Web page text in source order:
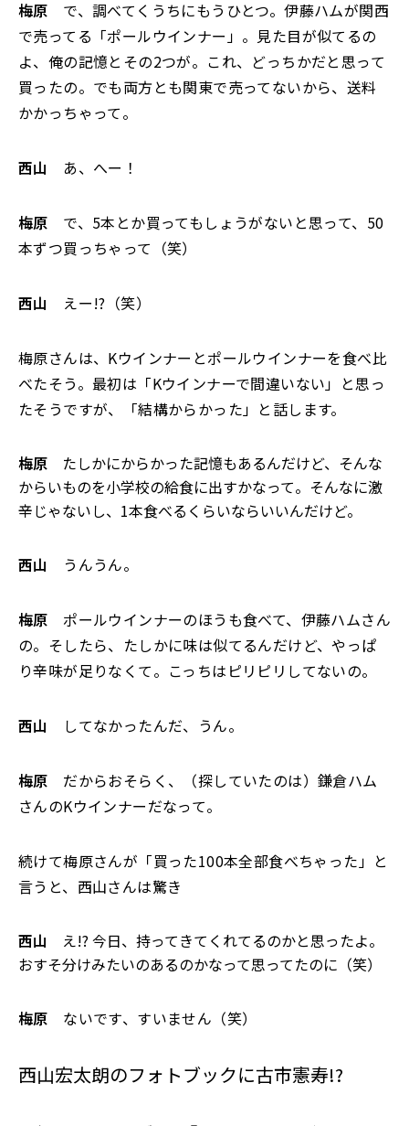
梅原 で、調べてくうちにもうひとつ。伊藤ハムが関西
で売ってる「ポールウインナー」。見た目が似てるの
よ、俺の記憶とその2つが。これ、どっちかだと思って
買ったの。でも両方とも関東で売ってないから、送料
かかっちゃって。
西山 あ、へー！
梅原 で、5本とか買ってもしょうがないと思って、50
本ずつ買っちゃって（笑）
西山 えー!?（笑）
梅原さんは、Kウインナーとポールウインナーを食べ比
べたそう。最初は「Kウインナーで間違いない」と思っ
たそうですが、「結構からかった」と話します。
梅原 たしかにからかった記憶もあるんだけど、そんな
からいものを小学校の給食に出すかなって。そんなに激
辛じゃないし、1本食べるくらいならいいんだけど。
西山 うんうん。
梅原 ポールウインナーのほうも食べて、伊藤ハムさん
の。そしたら、たしかに味は似てるんだけど、やっぱ
り辛味が足りなくて。こっちはピリピリしてないの。
西山 してなかったんだ、うん。
梅原 だからおそらく、（探していたのは）鎌倉ハム
さんのKウインナーだなって。
続けて梅原さんが「買った100本全部食べちゃった」と
言うと、西山さんは驚き――
西山 え!? 今日、持ってきてくれてるのかと思ったよ。
おすそ分けみたいのあるのかなって思ってたのに（笑）
梅原 ないです、すいません（笑）
西山宏太朗のフォトブックに古市憲寿!?